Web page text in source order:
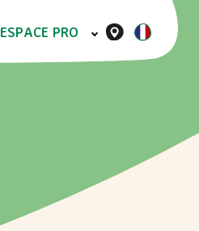
ESPACE PRO